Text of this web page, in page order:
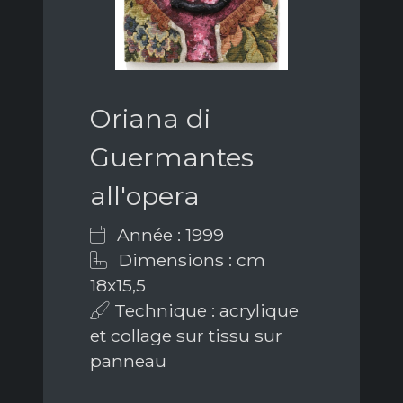
Oriana di
Guermantes
all'opera
Année : 1999
Dimensions : cm
18x15,5
Technique : acrylique
et collage sur tissu sur
panneau